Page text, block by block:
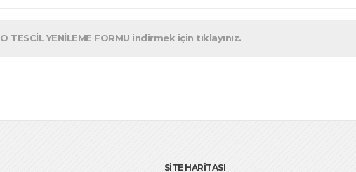
TESCİL YENİLEME FORMU indirmek için tıklayınız.
SİTE HARİTASI